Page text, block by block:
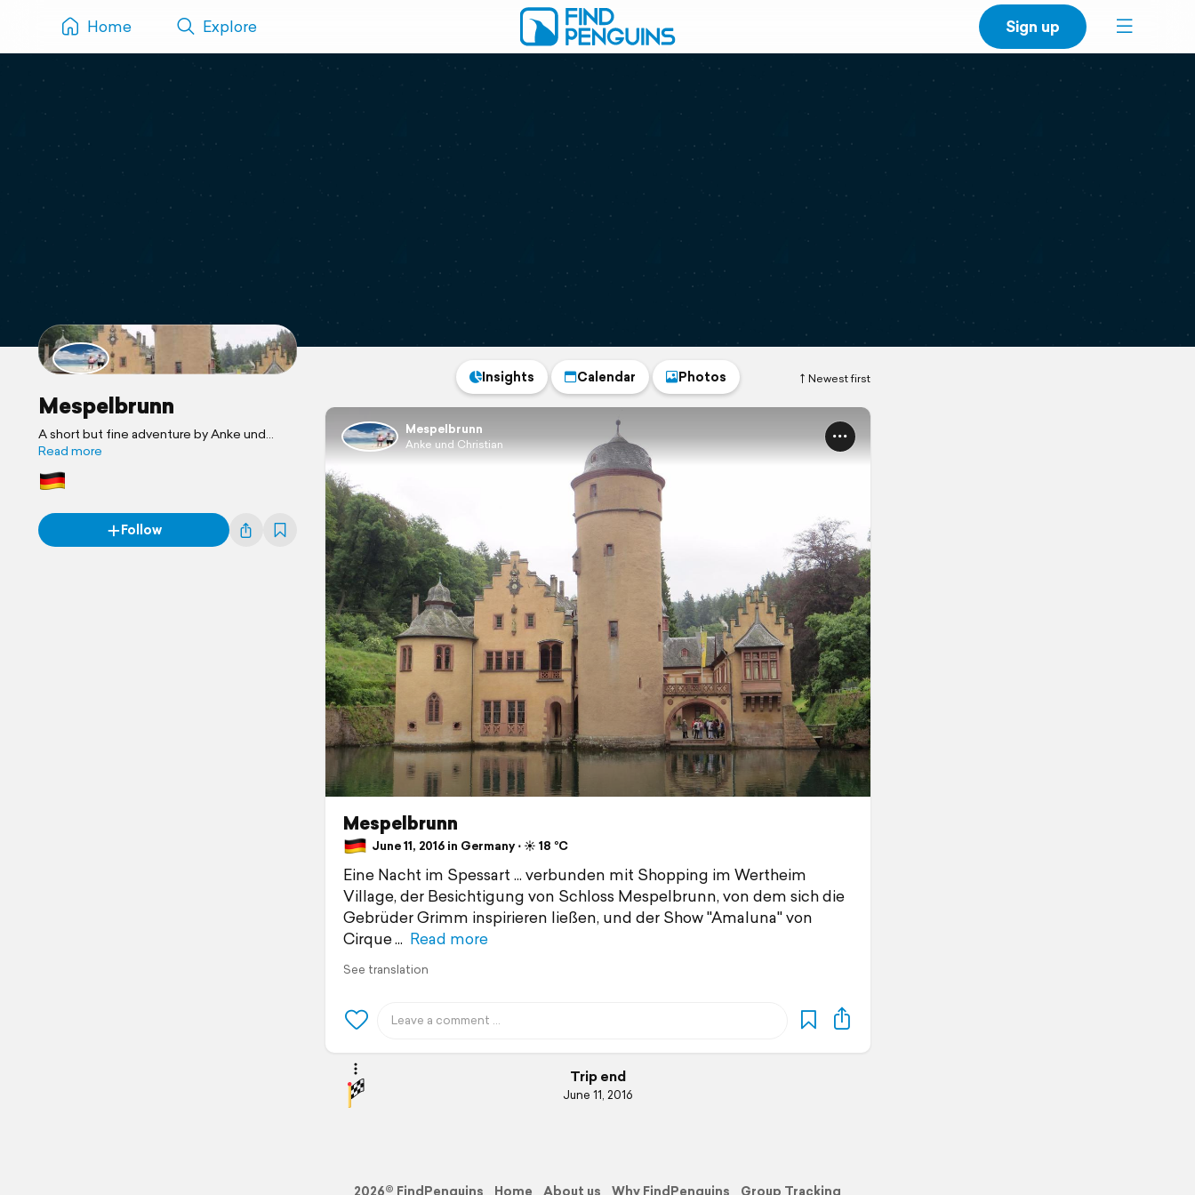
Home Explore Sign up
Mespelbrunn
A short but fine adventure by Anke und
Christian
Read more
Follow
Newest first
Insights Calendar Photos
Mespelbrunn
Anke und Christian
Mespelbrunn
June 11, 2016 in Germany ⋅ ☀️ 18 °C
Eine Nacht im Spessart ... verbunden mit Shopping im Wertheim
Village, der Besichtigung von Schloss Mespelbrunn, von dem sich die
Gebrüder Grimm inspirieren ließen, und der Show "Amaluna" von
Cirque
Read more
See translation
Trip end
June 11, 2016
2026© FindPenguins Home About us Why FindPenguins Group Tracking